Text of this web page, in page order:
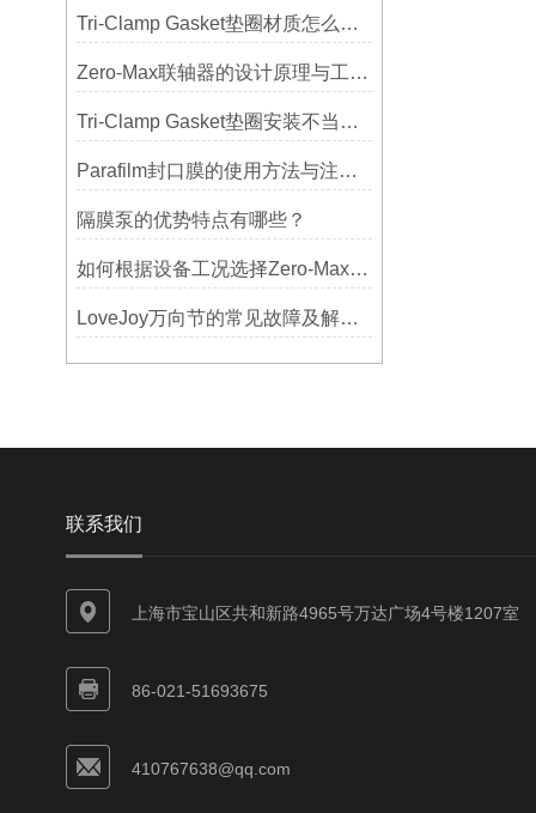
Tri-Clamp Gasket垫圈材质怎么选？EPDM、硅胶还是PTFE？
Zero-Max联轴器的设计原理与工艺流程解析
Tri-Clamp Gasket垫圈安装不当导致的泄漏问题及预防
Parafilm封口膜的使用方法与注意事项
隔膜泵的优势特点有哪些？
如何根据设备工况选择Zero-Max联轴器？
LoveJoy万向节的常见故障及解决方案
联系我们
上海市宝山区共和新路4965号万达广场4号楼1207室
86-021-51693675
410767638@qq.com